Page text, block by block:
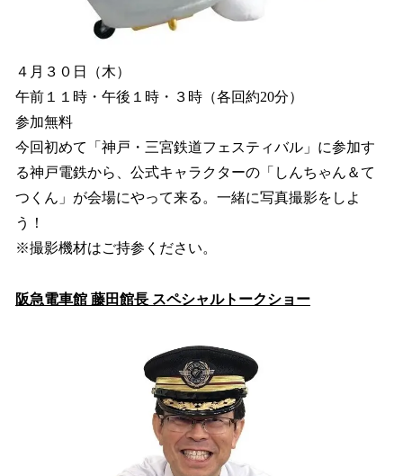
４月３０日（木）
午前１１時・午後１時・３時（各回約20分）
参加無料
今回初めて「神戸・三宮鉄道フェスティバル」に参加す
る神戸電鉄から、公式キャラクターの「しんちゃん＆て
つくん」が会場にやって来る。一緒に写真撮影をしよ
う！
※撮影機材はご持参ください。
阪急電車館 藤田館長 スペシャルトークショー